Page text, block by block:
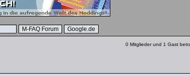
0 Mitglieder und 1 Gast